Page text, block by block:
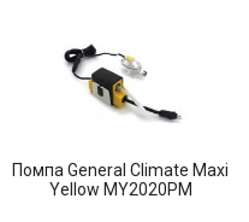
Помпа General Climate Maxi
Yellow MY2020PM